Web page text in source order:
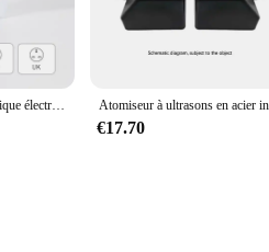
STE-Diffuseur aromatique électrique mural, appareil de parfum d'hôtel intelligent, diffuseur d'huile aromatique pour la maison, capacité de 300ml
€17.70